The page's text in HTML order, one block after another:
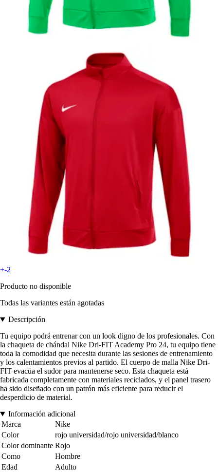
+-2
Producto no disponible
Todas las variantes están agotadas
Descripción
Tu equipo podrá entrenar con un look digno de los profesionales. Con
la chaqueta de chándal Nike Dri-FIT Academy Pro 24, tu equipo tiene
toda la comodidad que necesita durante las sesiones de entrenamiento
y los calentamientos previos al partido. El cuerpo de malla Nike Dri-
FIT evacúa el sudor para mantenerse seco. Esta chaqueta está
fabricada completamente con materiales reciclados, y el panel trasero
ha sido diseñado con un patrón más eficiente para reducir el
desperdicio de material.
Información adicional
Marca
Nike
Color
rojo universidad/rojo universidad/blanco
Color dominante Rojo
Como
Hombre
Edad
Adulto